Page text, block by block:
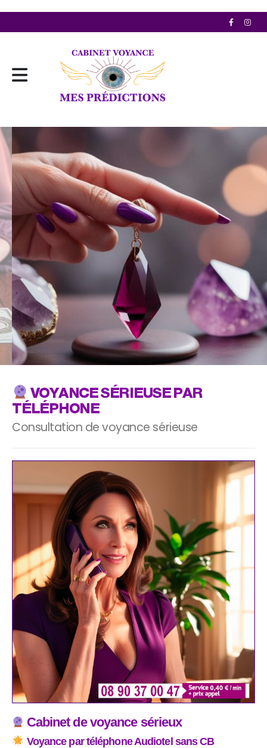
Consultation voyance
VOYANCE PREMIUM
Voyance Audiotel par carte bancaire
01 80 20 50 65
0,40€/min. + prix appel
VOYANCE PAR TÉLÉPHONE
VOYANCE SÉRIEUSE PAR
TÉLÉPHONE
Consultation de voyance sérieuse
Cabinet de voyance sérieux
Voyance par téléphone Audiotel sans CB